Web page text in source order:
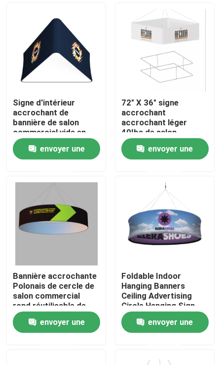
Aperçu
Produits
Vidéos
A propos de nous
Contrôle de la qualité
Contact
Signe d'intérieur
accrochant de
bannière de salon
commercial vide en
aluminium portatif
pour l'affichage
envoyer une
72" X 36" signe
accrochant
accrochant léger
40Ibs de salon
commercial de
bannière de place de
tube d'EZ
envoyer une
Bannière accrochante
Polonais de cercle de
salon commercial
rond réutilisable de
plafond pour
l'expositionenvoyer une
Foldable Indoor
Hanging Banners
Ceiling Advertising
Circle Hanging Sign
PSD
envoyer une